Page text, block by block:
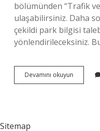
bölümünden “Trafik
ulaşabilirsiniz. Daha
çekildi park bilgisi
yönlendirileceksiniz.
Devamını okuyun
Ne
Sitemap